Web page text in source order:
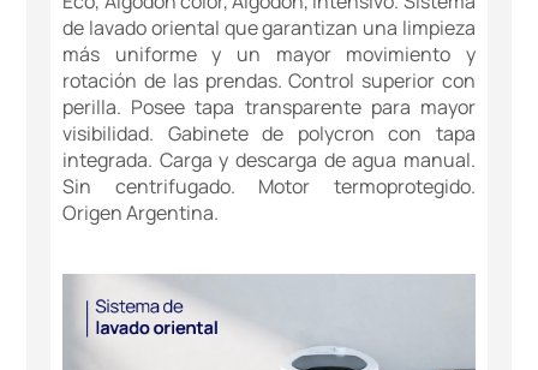
de lavado oriental que garantizan una limpieza
más uniforme y un mayor movimiento y
rotación de las prendas. Control superior con
perilla. Posee tapa transparente para mayor
visibilidad. Gabinete de polycron con tapa
integrada. Carga y descarga de agua manual.
Sin centrifugado. Motor termoprotegido.
Origen Argentina.